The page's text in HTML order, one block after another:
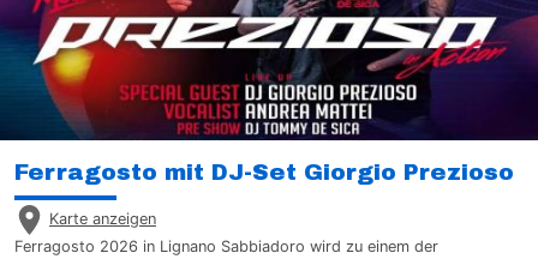
Ferragosto mit DJ-Set Giorgio Prezioso
Karte anzeigen
Ferragosto 2026 in Lignano Sabbiadoro wird zu einem der